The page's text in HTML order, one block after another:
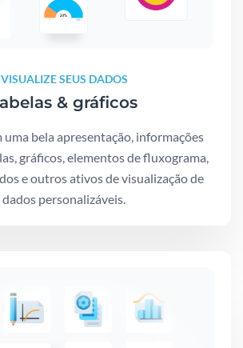
VISUALIZE SEUS DADOS
& gráficos
uma bela apresentação, informações
gráficos, elementos de fluxograma,
e outros ativos de visualização de
dados personalizáveis.